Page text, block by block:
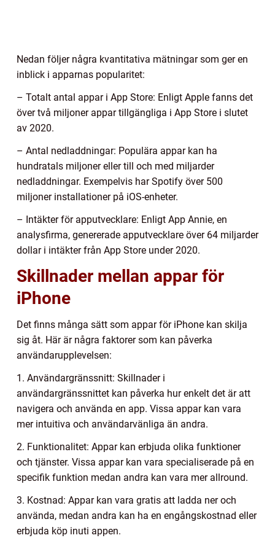
Nedan följer några kvantitativa mätningar som ger en
inblick i apparnas popularitet:
– Totalt antal appar i App Store: Enligt Apple fanns det
över två miljoner appar tillgängliga i App Store i slutet
av 2020.
– Antal nedladdningar: Populära appar kan ha
hundratals miljoner eller till och med miljarder
nedladdningar. Exempelvis har Spotify över 500
miljoner installationer på iOS-enheter.
– Intäkter för apputvecklare: Enligt App Annie, en
analysfirma, genererade apputvecklare över 64 miljarder
dollar i intäkter från App Store under 2020.
Skillnader mellan appar för
iPhone
Det finns många sätt som appar för iPhone kan skilja
sig åt. Här är några faktorer som kan påverka
användarupplevelsen:
1. Användargränssnitt: Skillnader i
användargränssnittet kan påverka hur enkelt det är att
navigera och använda en app. Vissa appar kan vara
mer intuitiva och användarvänliga än andra.
2. Funktionalitet: Appar kan erbjuda olika funktioner
och tjänster. Vissa appar kan vara specialiserade på en
specifik funktion medan andra kan vara mer allround.
3. Kostnad: Appar kan vara gratis att ladda ner och
använda, medan andra kan ha en engångskostnad eller
erbjuda köp inuti appen.